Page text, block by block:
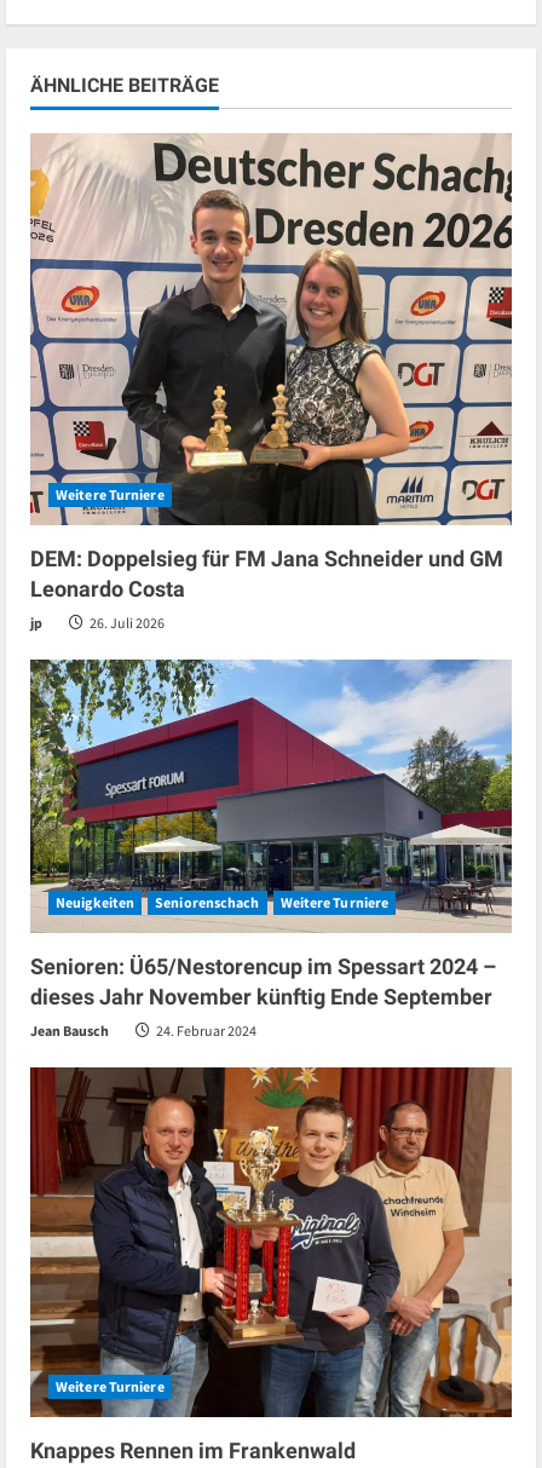
ÄHNLICHE BEITRÄGE
Weitere Turniere
DEM: Doppelsieg für FM Jana Schneider und GM
Leonardo Costa
jp 26. Juli 2026
Neuigkeiten Seniorenschach Weitere Turniere
Senioren: Ü65/Nestorencup im Spessart 2024 –
dieses Jahr November künftig Ende September
Jean Bausch 24. Februar 2024
Weitere Turniere
Knappes Rennen im Frankenwald